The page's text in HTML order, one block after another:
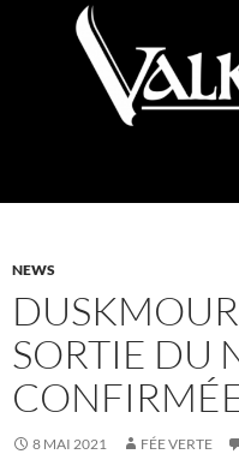
NEWS
SORTIE DU
8 MAI 2021 FÉE VERTE